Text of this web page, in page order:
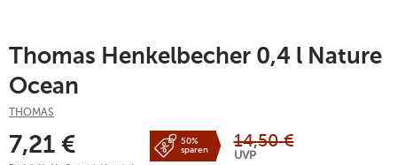
Thomas Henkelbecher 0,4 l Nature
Ocean
THOMAS
7,21 €
50%
sparen
14,50 €
UVP